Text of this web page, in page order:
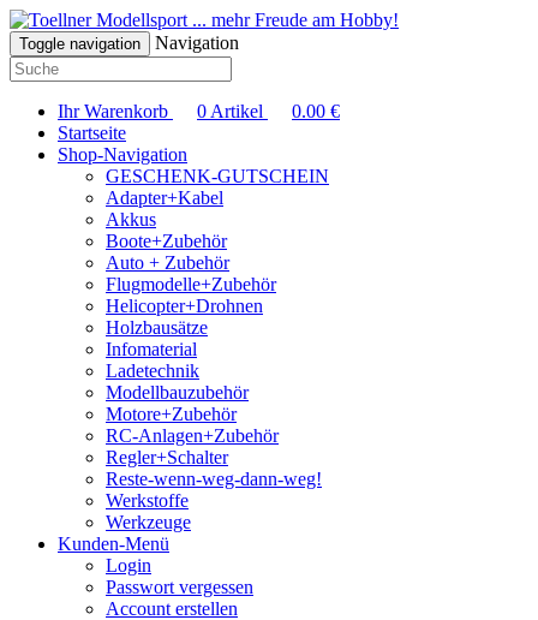
... mehr Freude am Hobby!
Toggle navigation Navigation
Ihr Warenkorb 0 Artikel 0.00 €
Startseite
Shop-Navigation
GESCHENK-GUTSCHEIN
Adapter+Kabel
Akkus
Boote+Zubehör
Auto + Zubehör
Flugmodelle+Zubehör
Helicopter+Drohnen
Holzbausätze
Infomaterial
Ladetechnik
Modellbauzubehör
Motore+Zubehör
RC-Anlagen+Zubehör
Regler+Schalter
Reste-wenn-weg-dann-weg!
Werkstoffe
Werkzeuge
Kunden-Menü
Login
Passwort vergessen
Account erstellen